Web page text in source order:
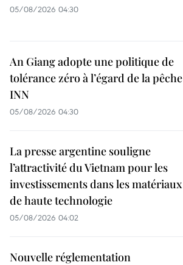
05/08/2026 04:30
An Giang adopte une politique de
tolérance zéro à l’égard de la pêche
INN
05/08/2026 04:30
La presse argentine souligne
l’attractivité du Vietnam pour les
investissements dans les matériaux
de haute technologie
05/08/2026 04:02
Nouvelle réglementation